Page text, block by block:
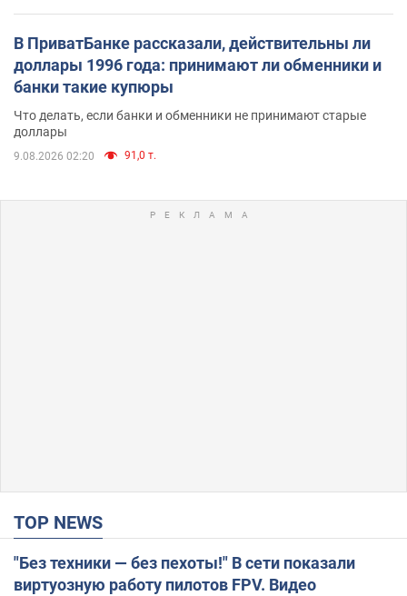
В ПриватБанке рассказали, действительны ли
доллары 1996 года: принимают ли обменники и
банки такие купюры
Что делать, если банки и обменники не принимают старые
доллары
9.08.2026 02:20 91,0 т.
TOP NEWS
"Без техники — без пехоты!" В сети показали
виртуозную работу пилотов FPV. Видео